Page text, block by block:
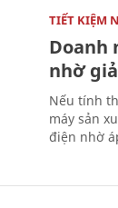
TIẾT KIỆM
Doanh
nhờ
Nếu tính
máy sản
điện nhờ